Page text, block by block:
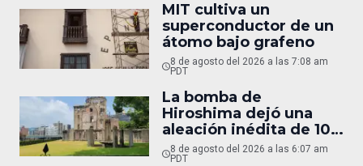
MIT cultiva un
superconductor de un
átomo bajo grafeno
8 de agosto del 2026 a las 7:08 am
PDT
La bomba de
Hiroshima dejó una
aleación inédita de 10
micras
8 de agosto del 2026 a las 6:07 am
PDT